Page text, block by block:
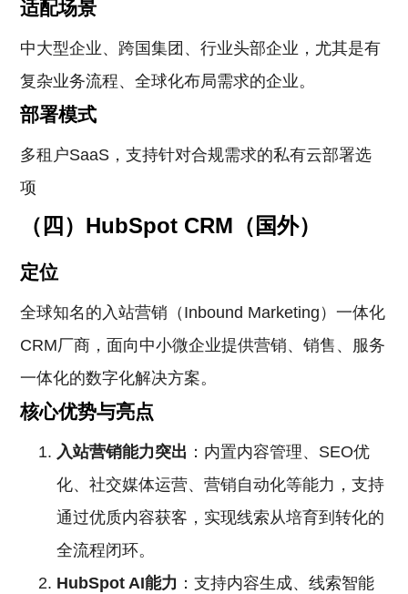
适配场景
中大型企业、跨国集团、行业头部企业，尤其是有
复杂业务流程、全球化布局需求的企业。
部署模式
多租户SaaS，支持针对合规需求的私有云部署选
项
（四）HubSpot CRM（国外）
定位
全球知名的入站营销（Inbound Marketing）一体化
CRM厂商，面向中小微企业提供营销、销售、服务
一体化的数字化解决方案。
核心优势与亮点
入站营销能力突出 ：内置内容管理、SEO优
化、社交媒体运营、营销自动化等能力，支持
通过优质内容获客，实现线索从培育到转化的
全流程闭环。
HubSpot AI能力 ：支持内容生成、线索智能